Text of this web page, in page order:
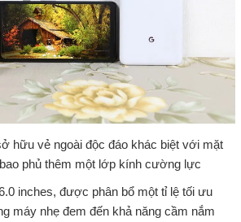
hữu vẻ ngoài độc đáo khác biệt với mặt
phủ thêm một lớp kính cường lực
inches, được phân bổ một tỉ lệ tối ưu
máy nhẹ đem đến khả năng cầm nắm